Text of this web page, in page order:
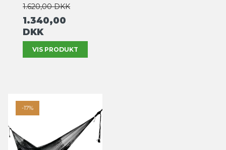
1.620,00 DKK
1.340,00
DKK
VIS PRODUKT
-17%